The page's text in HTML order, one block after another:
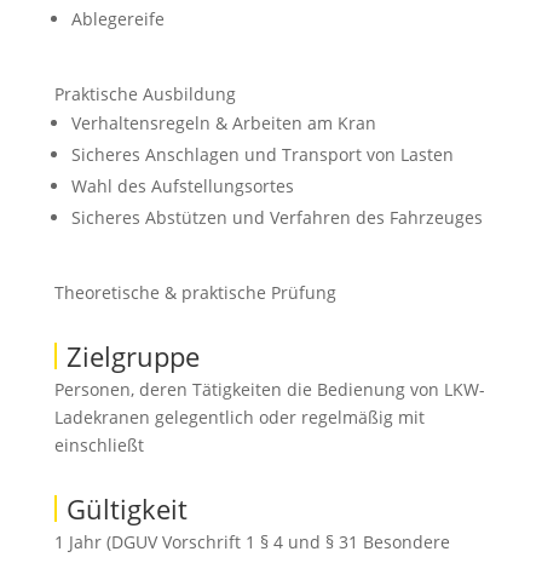
Ablegereife
Praktische Ausbildung
Verhaltensregeln & Arbeiten am Kran
Sicheres Anschlagen und Transport von Lasten
Wahl des Aufstellungsortes
Sicheres Abstützen und Verfahren des Fahrzeuges
Theoretische & praktische Prüfung
Zielgruppe
Personen, deren Tätigkeiten die Bedienung von LKW-
Ladekranen gelegentlich oder regelmäßig mit
einschließt
Gültigkeit
1 Jahr (DGUV Vorschrift 1 § 4 und § 31 Besondere